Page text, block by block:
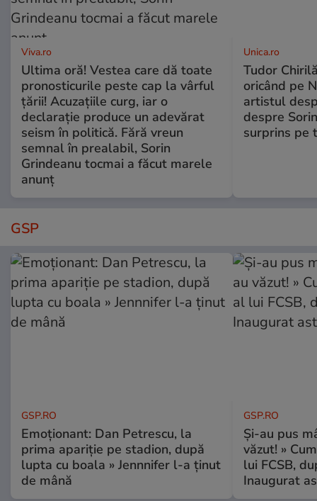
Viva.ro
Ultima oră! Vestea care dă toate
pronosticurile peste cap la vârful
țării! Acuzațiile curg, iar o
declarație produce un adevărat
seism în politică. Fără vreun
semnal în prealabil, Sorin
Grindeanu tocmai a făcut marele
anunț
Unica.ro
Tudor
oricând pe
artistul
despre
surprins pe
GSP
GSP.RO
Emoționant: Dan Petrescu, la
prima apariție pe stadion, după
lupta cu boala » Jennnifer l-a ținut
de mână
GSP.RO
Și-au pus
văzut! »
lui FCSB,
Inaugurat